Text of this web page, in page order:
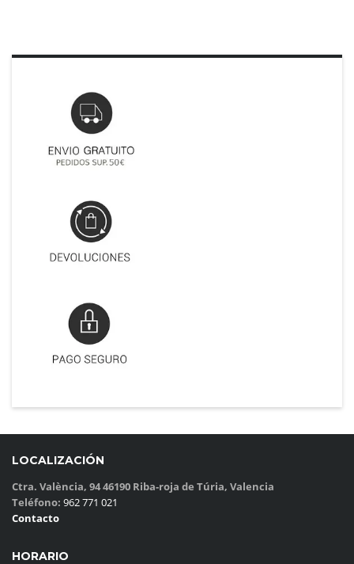
LOCALIZACIÓN
Ctra. València, 94 46190 Riba-roja de Túria, Valencia
Teléfono: 962 771 021
Contacto
HORARIO